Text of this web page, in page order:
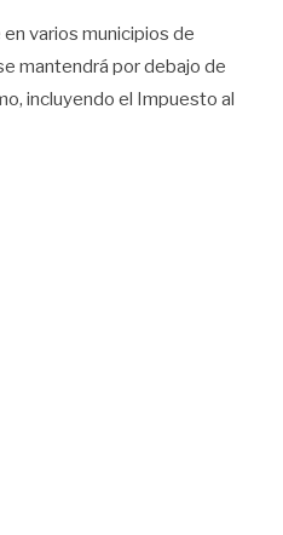
varios municipios de
mantendrá por debajo de
incluyendo el Impuesto al